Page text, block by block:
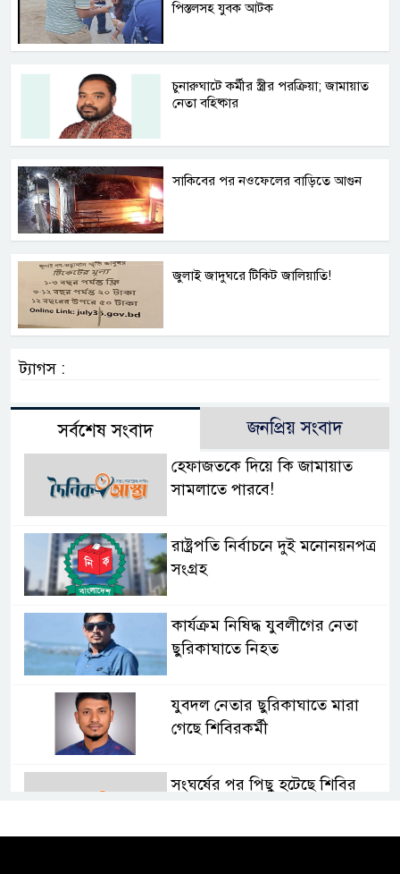
পিস্তলসহ যুবক আটক
চুনারুঘাটে কর্মীর স্ত্রীর পরক্রিয়া; জামায়াত
নেতা বহিষ্কার
সাকিবের পর নওফেলের বাড়িতে আগুন
জুলাই জাদুঘরে টিকিট জালিয়াতি!
ট্যাগস :
সর্বশেষ সংবাদ জনপ্রিয় সংবাদ
হেফাজতকে দিয়ে কি জামায়াত
সামলাতে পারবে!
রাষ্ট্রপতি নির্বাচনে দুই মনোনয়নপত্র
সংগ্রহ
কার্যক্রম নিষিদ্ধ যুবলীগের নেতা
ছুরিকাঘাতে নিহত
যুবদল নেতার ছুরিকাঘাতে মারা
গেছে শিবিরকর্মী
সংঘর্ষের পর পিছু হটেছে শিবির